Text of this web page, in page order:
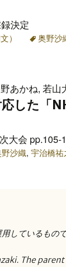
決定
） 奥野沙
あかね, 若山
した「
大会 pp.105-
沙織, 宇治橋祐
しているもの
The